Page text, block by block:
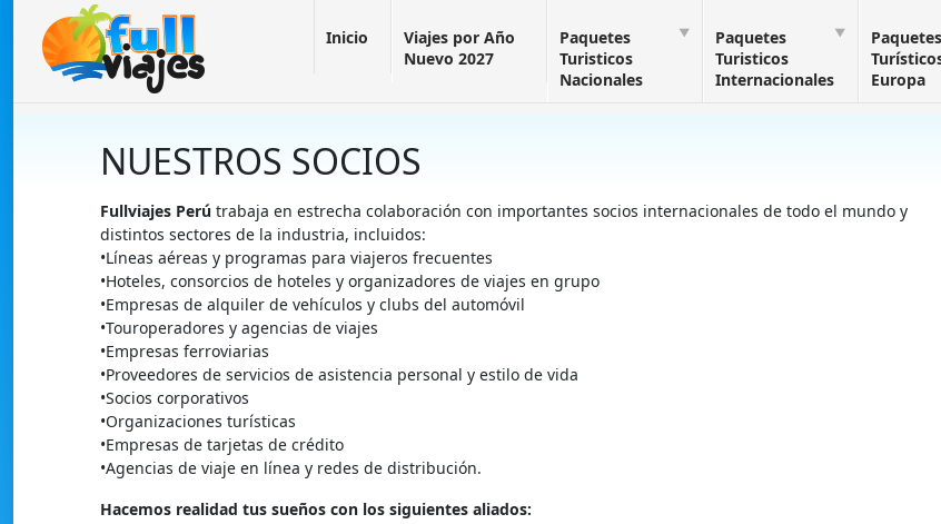
Inicio
Viajes por Año
Nuevo 2027
Paquetes
Turisticos
Nacionales
Paquetes
Turisticos
Internacionales
Paquetes
Europa
NUESTROS SOCIOS
Fullviajes Perútrabaja en estrecha colaboración con importantes socios internacionales de todo el mundo y
distintos sectores de la industria, incluidos:
•Líneas aéreas y programas para viajeros frecuentes
•Hoteles, consorcios de hoteles y organizadores de viajes en grupo
•Empresas de alquiler de vehículos y clubs del automóvil
•Touroperadores y agencias de viajes
•Empresas ferroviarias
•Proveedores de servicios de asistencia personal y estilo de vida
•Socios corporativos
•Organizaciones turísticas
•Empresas de tarjetas de crédito
•Agencias de viaje en línea y redes de distribución.
Hacemos realidad tus sueños con los siguientes aliados: